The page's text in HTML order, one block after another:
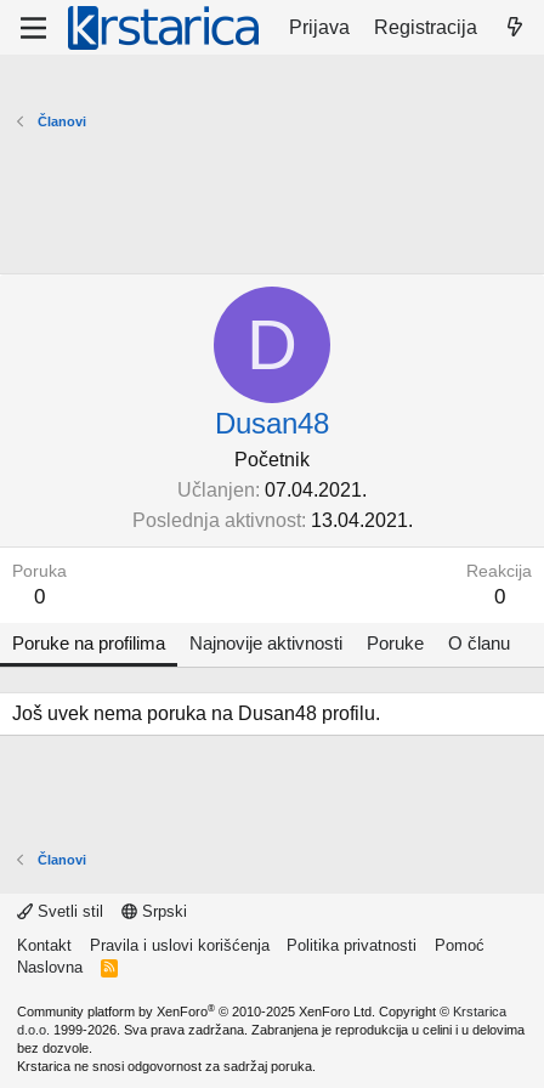
Prijava Registracija
Članovi
D
Dusan48
Početnik
Učlanjen 07.04.2021.
Poslednja aktivnost 13.04.2021.
Poruka
0
Reakcija
0
Poruke na profilima Najnovije aktivnosti Poruke O članu
Još uvek nema poruka na Dusan48 profilu.
Članovi
Svetli stil
Srpski
Kontakt
Pravila i uslovi korišćenja Politika privatnosti
Pomoć
Naslovna
R
Community platform by XenForo® © 2010-2025 XenForo Ltd. Copyright © Krstarica
d.o.o. 1999-2026. Sva prava zadržana. Zabranjena je reprodukcija u celini i u delovima
bez dozvole.
Krstarica ne snosi odgovornost za sadržaj poruka.